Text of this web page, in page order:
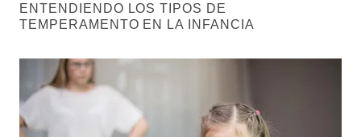
ENTENDIENDO LOS TIPOS DE
TEMPERAMENTO EN LA INFANCIA